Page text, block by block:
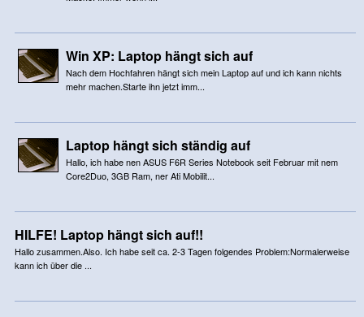
Win XP: Laptop hängt sich auf
Nach dem Hochfahren hängt sich mein Laptop auf und ich kann nichts
mehr machen.Starte ihn jetzt imm...
Laptop hängt sich ständig auf
Hallo, ich habe nen ASUS F6R Series Notebook seit Februar mit nem
Core2Duo, 3GB Ram, ner Ati Mobilit...
HILFE! Laptop hängt sich auf!!
Hallo zusammen.Also. Ich habe seit ca. 2-3 Tagen folgendes Problem:Normalerweise
kann ich über die ...